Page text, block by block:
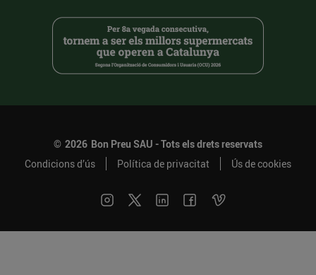
© 2026 Bon Preu SAU - Tots els drets reservats
Condicions d’ús
Política de privacitat Ús de cookies